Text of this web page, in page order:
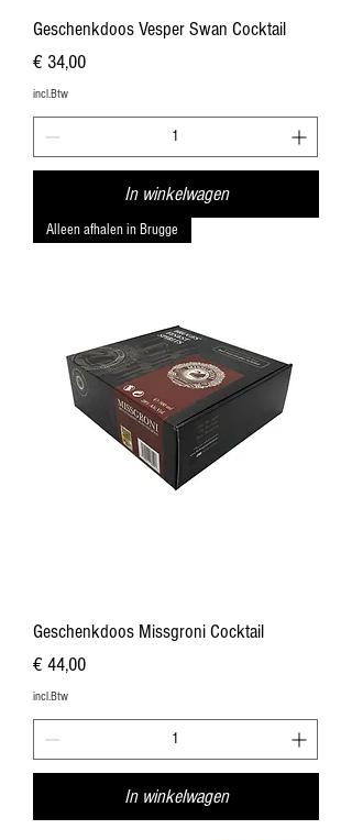
Geschenkdoos Vesper Swan Cocktail
Prijs
€ 34,00
incl.Btw
In winkelwagen
Alleen afhalen in Brugge
Geschenkdoos Missgroni Cocktail
Prijs
€ 44,00
incl.Btw
In winkelwagen